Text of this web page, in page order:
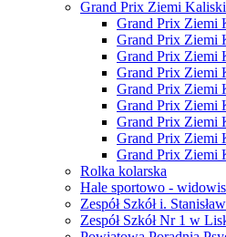
Grand Prix Ziemi
Grand Prix Ziemi
Grand Prix Ziemi
Grand Prix Ziemi
Grand Prix Ziemi
Grand Prix Ziemi
Grand Prix Ziemi
Grand Prix Ziemi
Grand Prix Ziemi
Grand Prix Ziemi
Rolka kolarska
Hale sportowo -
Zespół Szkół i.
Zespół Szkół Nr 1 w